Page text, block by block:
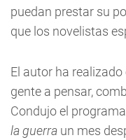
puedan prestar su
que los novelistas
El autor ha
gente a pensar,
Condujo el
la guerra un mes